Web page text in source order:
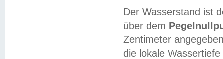
Der Wasserstand ist
über dem
Zentimeter
die lokale